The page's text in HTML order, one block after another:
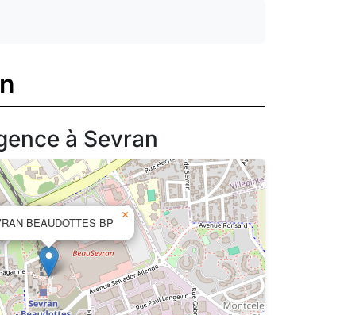
à Sevran
BEAUDOTTES BP
×